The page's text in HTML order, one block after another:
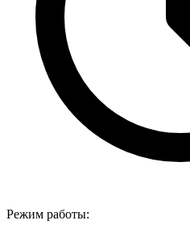
Режим работы: